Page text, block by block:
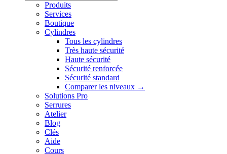
Produits
Services
Boutique
Cylindres
Tous les cylindres
Très haute sécurité
Haute sécurité
Sécurité renforcée
Sécurité standard
Comparer les niveaux →
Solutions Pro
Serrures
Atelier
Blog
Clés
Aide
Cours